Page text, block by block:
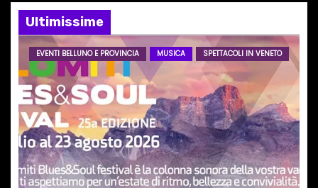
e
a
r
t
i
c
Ultimissime
EVENTI BELLUNO E PROVINCIA MUSICA SPETTACOLI IN VENETO